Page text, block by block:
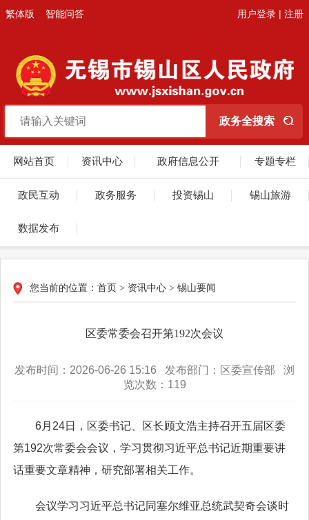
繁体版 智能问答 用户登录 | 注册
网站首页 资讯中心 政府信息公开 专题专栏
政民互动 政务服务 投资锡山 锡山旅游
数据发布
您当前的位置： 首页 > 资讯中心 > 锡山要闻
区委常委会召开第192次会议
发布时间：2026-06-26 15:16 发布部门：区委宣传部 浏
览次数： 119
6月24日，区委书记、区长顾文浩主持召开五届区委
第192次常委会会议，学习贯彻习近平总书记近期重要讲
话重要文章精神，研究部署相关工作。
会议学习习近平总书记同塞尔维亚总统武契奇会谈时